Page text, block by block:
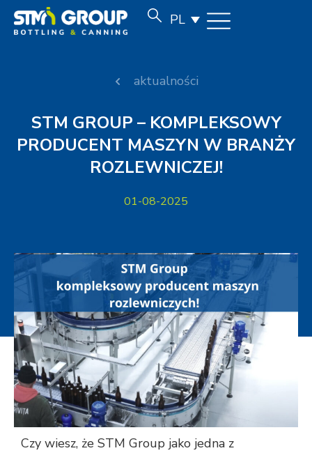
PL
aktualności
STM GROUP – KOMPLEKSOWY
PRODUCENT MASZYN W BRANŻY
ROZLEWNICZEJ!
01-08-2025
Czy wiesz, że STM Group jako jedna z